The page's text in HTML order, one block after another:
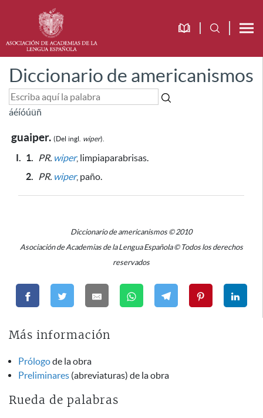
Diccionario de americanismos
áéíóúüñ
guaiper. (Del ingl. wiper).
I. 1. PR. wiper, limpiaparabrisas.
2.
PR. wiper, paño.
Diccionario de americanismos © 2010
Asociación de Academias de la Lengua Española © Todos los derechos
reservados
Más información
Prólogode la obra
Preliminares (abreviaturas) de la obra
Rueda de palabras